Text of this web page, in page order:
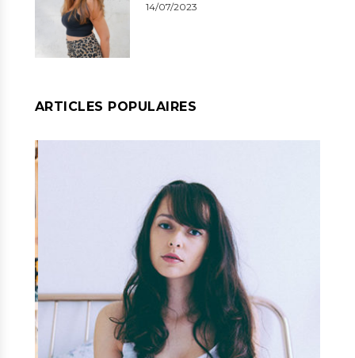
14/07/2023
ARTICLES POPULAIRES